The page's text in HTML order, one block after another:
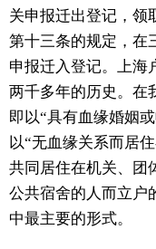
关申报迁出登记，领
第十三条的规定，在
申报迁入登记。上海
两千多年的历史。在
即以“具有血缘婚姻
以“无血缘关系而居
共同居住在机关、团
公共宿舍的人而立户
中最主要的形式。